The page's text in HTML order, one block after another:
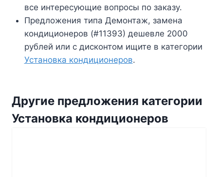
все интересующие вопросы по заказу.
Предложения типа Демонтаж, замена
кондиционеров (#11393) дешевле 2000
рублей или с дисконтом ищите в категории
Установка кондиционеров.
Другие предложения категории
Установка кондиционеров